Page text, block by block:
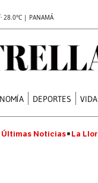
28.0°C | PANAMÁ
DEPORTES
Últimas Noticias La